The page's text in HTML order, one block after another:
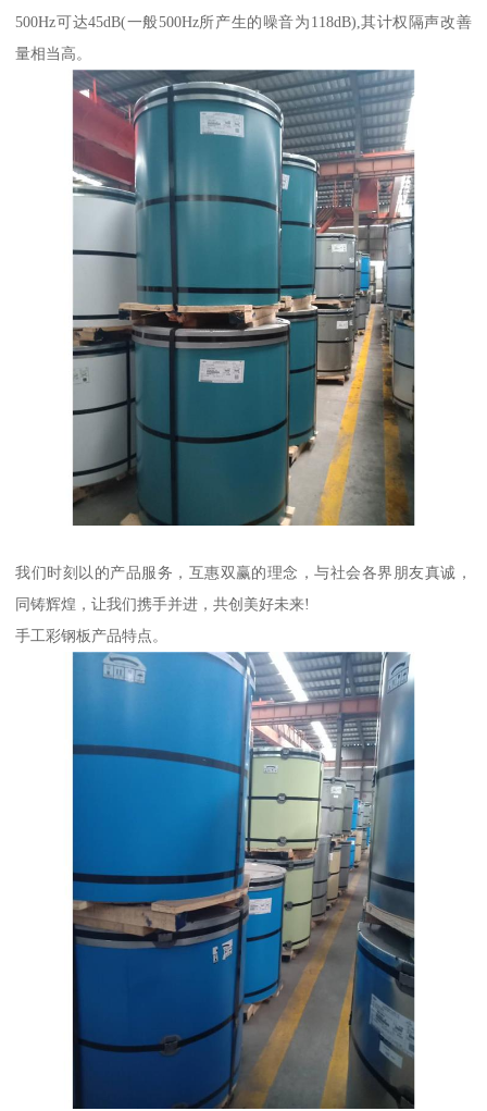
500Hz可达45dB(一般500Hz所产生的噪音为118dB),其计权隔声改善
量相当高。
我们时刻以的产品服务，互惠双赢的理念，与社会各界朋友真诚，
同铸辉煌，让我们携手并进，共创美好未来!
手工彩钢板产品特点。